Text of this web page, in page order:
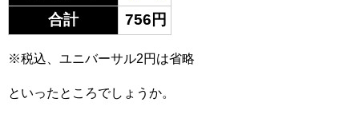
合計 756円
※税込、ユニバーサル2円は省略
といったところでしょうか。